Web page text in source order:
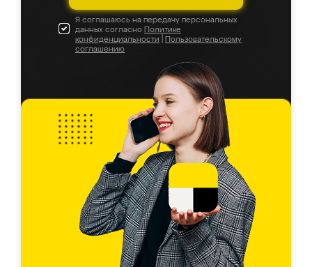
Я соглашаюсь на передачу персональных
данных согласно Политике
конфиденциальности
Пользовательскому
соглашению